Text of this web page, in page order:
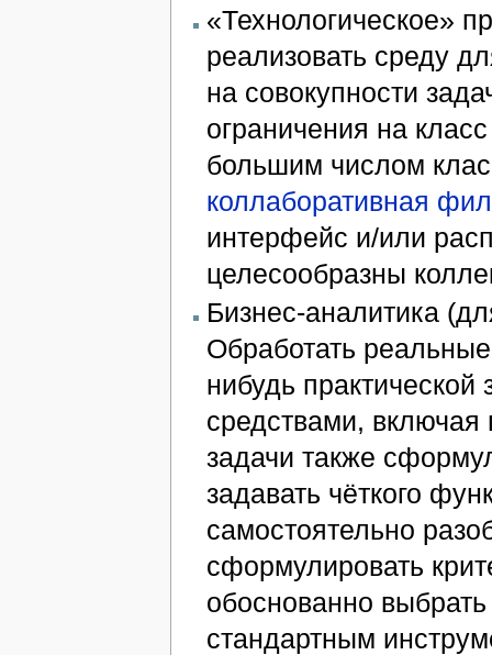
«Технологическое»
реализовать среду
на совокупности
ограничения на
большим числом
коллаборативная
интерфейс и/или
целесообразны
Бизнес-аналитика
Обработать
нибудь
средствами, включая
задачи также
задавать чёткого
самостоятельно
сформулировать
обоснованно
стандартным